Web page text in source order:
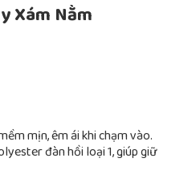
Xám Nằm
mịn, êm ái khi chạm vào.
đàn hồi loại 1, giúp giữ